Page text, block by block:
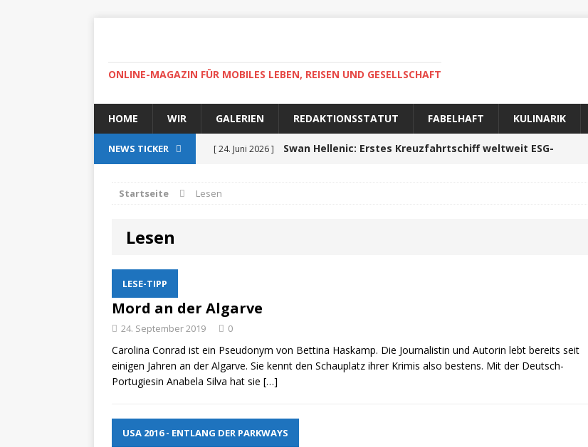
ONLINE-MAGAZIN FÜR MOBILES LEBEN, REISEN UND GESELLSCHAFT
HOME WIR GALERIEN REDAKTIONSSTATUT FABELHAFT KULINARIK
NEWS TICKER [ 24. Juni 2026 ] Swan Hellenic: Erstes Kreuzfahrtschiff weltweit ESG-
ZU LANDE
[ 28. Oktober 2021 ] „Nordlicht II“ der Emder Reederei AG „EMS“
erfolgreich verladen
Startseite Lesen
Lesen
LESE-TIPP
Mord an der Algarve
24. September 2019 0
Carolina Conrad ist ein Pseudonym von Bettina Haskamp. Die Journalistin und Autorin lebt bereits seit
einigen Jahren an der Algarve. Sie kennt den Schauplatz ihrer Krimis also bestens. Mit der Deutsch-
Portugiesin Anabela Silva hat sie […]
USA 2016 - ENTLANG DER PARKWAYS